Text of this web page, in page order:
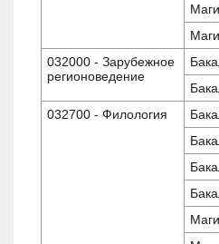
032000 - Зарубежное
регионоведение
032700 - Филология